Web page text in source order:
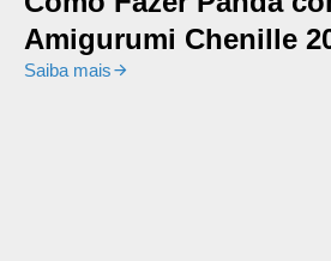
Amigurumi Chenille
Saiba mais